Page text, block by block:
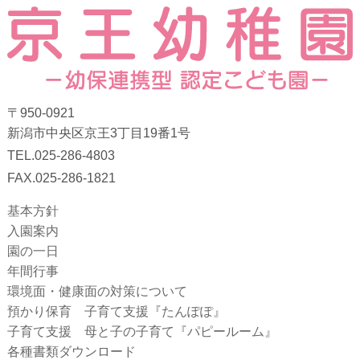
〒950-0921
新潟市中央区京王3丁目19番1号
TEL.025-286-4803
FAX.025-286-1821
基本方針
入園案内
園の一日
年間行事
環境面・健康面の対策について
預かり保育 子育て支援『たんぽぽ』
子育て支援 母と子の子育て『パピールーム』
各種書類ダウンロード